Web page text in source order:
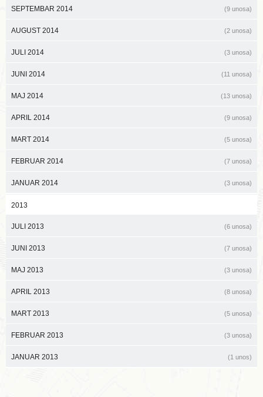
SEPTEMBAR 2014 (9 unosa)
AUGUST 2014 (2 unosa)
JULI 2014 (3 unosa)
JUNI 2014 (11 unosa)
MAJ 2014 (13 unosa)
APRIL 2014 (9 unosa)
MART 2014 (5 unosa)
FEBRUAR 2014 (7 unosa)
JANUAR 2014 (3 unosa)
2013
JULI 2013 (6 unosa)
JUNI 2013 (7 unosa)
MAJ 2013 (3 unosa)
APRIL 2013 (8 unosa)
MART 2013 (5 unosa)
FEBRUAR 2013 (3 unosa)
JANUAR 2013 (1 unos)